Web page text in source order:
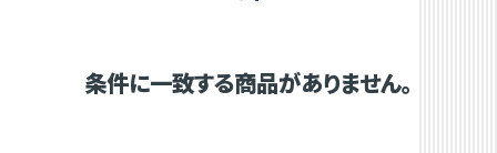
条件に一致する商品がありません。